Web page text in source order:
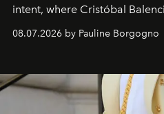
intent, where Cristóbal
dialogue with a deeply
and creation.
08.07.2026 by Pauline Borgogno